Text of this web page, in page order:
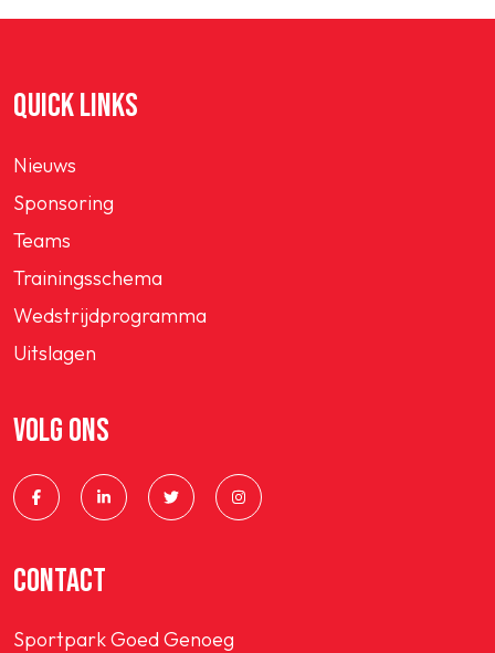
QUICK LINKS
Nieuws
Sponsoring
Teams
Trainingsschema
Wedstrijdprogramma
Uitslagen
VOLG ONS
CONTACT
Sportpark Goed Genoeg